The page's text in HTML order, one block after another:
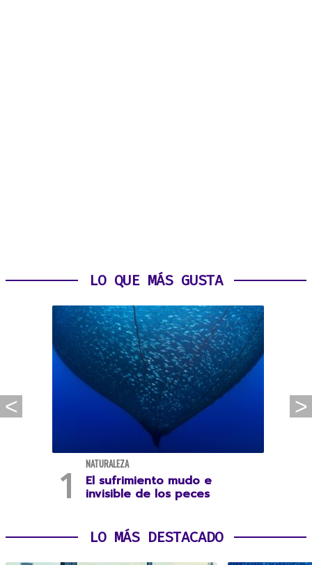
LO QUE MÁS GUSTA
NATURALEZA
El sufrimiento mudo e
invisible de los peces
LO MÁS DESTACADO